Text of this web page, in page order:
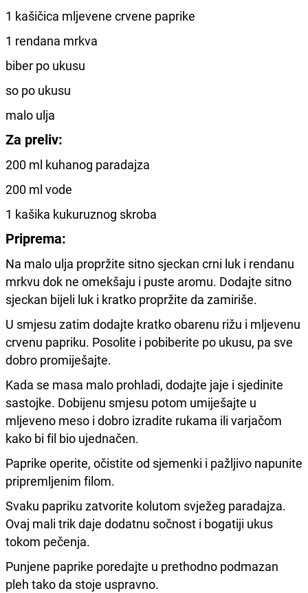
1 kašičica mljevene crvene paprike
1 rendana mrkva
biber po ukusu
so po ukusu
malo ulja
Za preliv:
200 ml kuhanog paradajza
200 ml vode
1 kašika kukuruznog skroba
Priprema:
Na malo ulja propržite sitno sjeckan crni luk i rendanu
mrkvu dok ne omekšaju i puste aromu. Dodajte sitno
sjeckan bijeli luk i kratko propržite da zamiriše.
U smjesu zatim dodajte kratko obarenu rižu i mljevenu
crvenu papriku. Posolite i pobiberite po ukusu, pa sve
dobro promiješajte.
Kada se masa malo prohladi, dodajte jaje i sjedinite
sastojke. Dobijenu smjesu potom umiješajte u
mljeveno meso i dobro izradite rukama ili varjačom
kako bi fil bio ujednačen.
Paprike operite, očistite od sjemenki i pažljivo napunite
pripremljenim filom.
Svaku papriku zatvorite kolutom svježeg paradajza.
Ovaj mali trik daje dodatnu sočnost i bogatiji ukus
tokom pečenja.
Punjene paprike poredajte u prethodno podmazan
pleh tako da stoje uspravno.